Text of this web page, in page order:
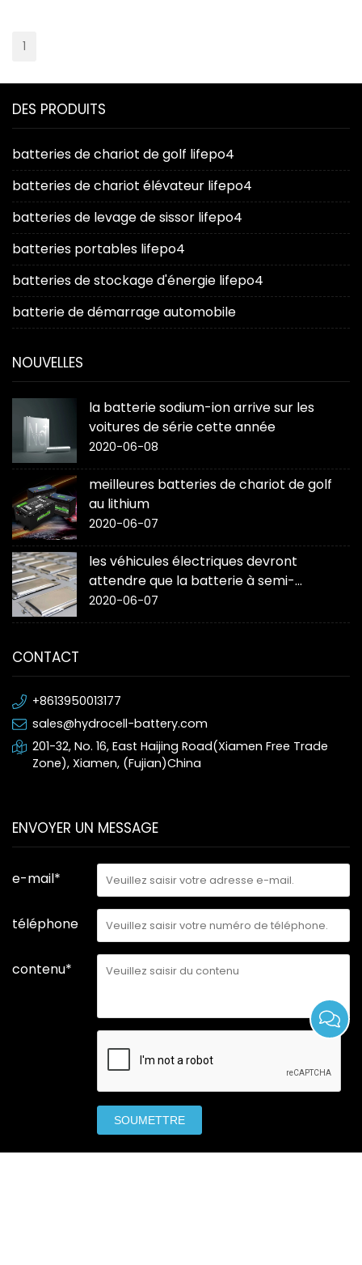
1
DES PRODUITS
batteries de chariot de golf lifepo4
batteries de chariot élévateur lifepo4
batteries de levage de sissor lifepo4
batteries portables lifepo4
batteries de stockage d'énergie lifepo4
batterie de démarrage automobile
NOUVELLES
la batterie sodium-ion arrive sur les
voitures de série cette année
2020-06-08
meilleures batteries de chariot de golf
au lithium
2020-06-07
les véhicules électriques devront
attendre que la batterie à semi-
conducteurs « change la donne »
2020-06-07
CONTACT
+8613950013177
sales@hydrocell-battery.com
201-32, No. 16, East Haijing Road(Xiamen Free Trade
Zone), Xiamen, (Fujian)China
ENVOYER UN MESSAGE
e-mail*
téléphone
contenu*
SOUMETTRE